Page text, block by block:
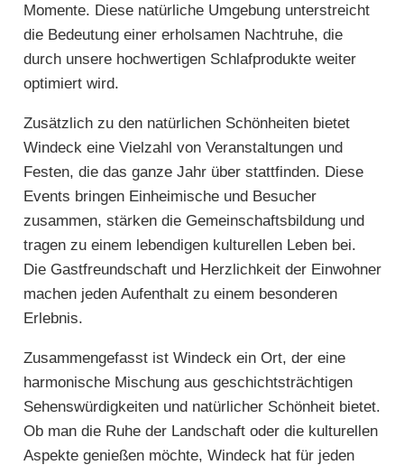
Momente. Diese natürliche Umgebung unterstreicht
die Bedeutung einer erholsamen Nachtruhe, die
durch unsere hochwertigen Schlafprodukte weiter
optimiert wird.
Zusätzlich zu den natürlichen Schönheiten bietet
Windeck eine Vielzahl von Veranstaltungen und
Festen, die das ganze Jahr über stattfinden. Diese
Events bringen Einheimische und Besucher
zusammen, stärken die Gemeinschaftsbildung und
tragen zu einem lebendigen kulturellen Leben bei.
Die Gastfreundschaft und Herzlichkeit der Einwohner
machen jeden Aufenthalt zu einem besonderen
Erlebnis.
Zusammengefasst ist Windeck ein Ort, der eine
harmonische Mischung aus geschichtsträchtigen
Sehenswürdigkeiten und natürlicher Schönheit bietet.
Ob man die Ruhe der Landschaft oder die kulturellen
Aspekte genießen möchte, Windeck hat für jeden